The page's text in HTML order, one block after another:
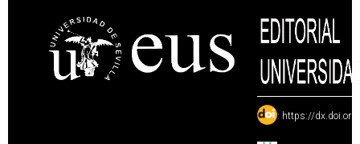
: https://